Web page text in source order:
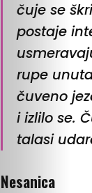
čuje se
postaje
rupe
čuveno
i izlilo se.
talasi
Nesanica